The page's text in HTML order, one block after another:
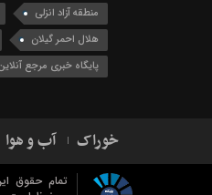
منطقه آزاد انزلی
هلال احمر گیلان
پایگاه خبری مرجع
خوراک آب و هوا
تمام حقوق